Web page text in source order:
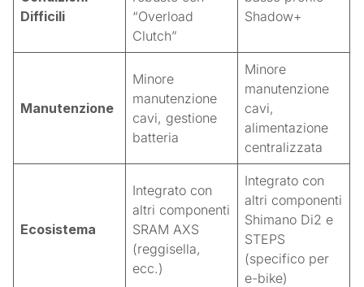
Difficili
“Overload
Clutch”
Shadow+
Manutenzione
Minore
manutenzione
cavi, gestione
batteria
Minore
manutenzione
cavi,
alimentazione
centralizzata
Ecosistema
Integrato con
altri componenti
SRAM AXS
(reggisella,
ecc.)
Integrato con
altri componenti
Shimano Di2 e
STEPS
(specifico per
e-bike)